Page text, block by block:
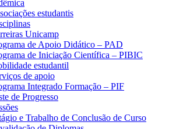
estudantis
Unicamp
de Apoio Didático – PAD
de Iniciação Científica – PIBIC
estudantil
de apoio
Integrado Formação – PIF
de Progresso
e Trabalho de Conclusão de Curso